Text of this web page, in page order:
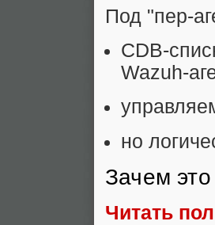
Под "пер-
CDB-
Wazuh-
но
Зачем
Читать